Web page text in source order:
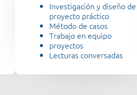
Investigación y diseño de
proyecto práctico
Método de casos
Trabajo en equipo
proyectos
Lecturas conversadas